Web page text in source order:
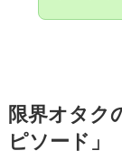
限界オタク
ピソード」